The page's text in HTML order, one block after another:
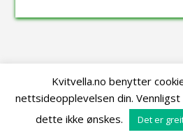
Utvikla avOrmstad Multimedia for
Kvitvella.no benytter
nettsideopplevelsen din.
dette ikke ønskes.
Det er